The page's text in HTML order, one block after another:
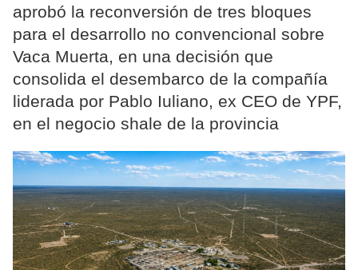
aprobó la reconversión de tres bloques
para el desarrollo no convencional sobre
Vaca Muerta, en una decisión que
consolida el desembarco de la compañía
liderada por Pablo Iuliano, ex CEO de YPF,
en el negocio shale de la provincia